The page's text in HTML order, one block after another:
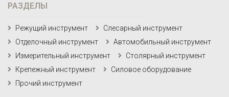
РАЗДЕЛЫ
Режущий инструмент
Слесарный инструмент
Отделочный инструмент
Автомобильный инструмент
Измерительный инструмент
Столярный инструмент
Крепежный инструмент
Силовое оборудование
Прочий инструмент